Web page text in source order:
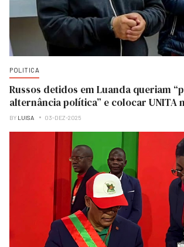
POLITICA
Russos detidos em Luanda queriam
alternância política” e colocar UNITA
BY LUISA 03-DEZ-2025